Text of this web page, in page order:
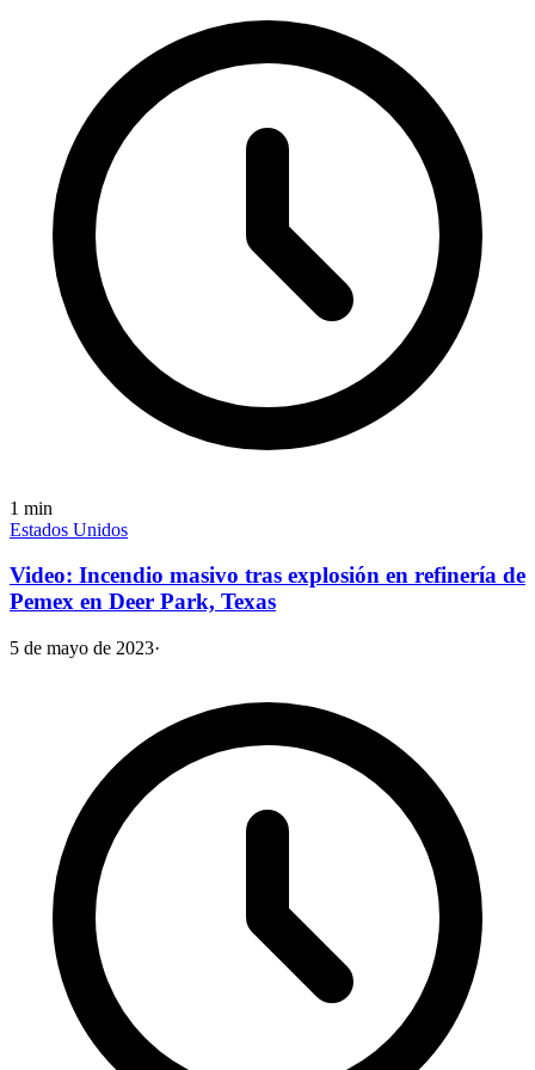
1 min
Estados Unidos
Video: Incendio masivo tras explosión en refinería de
Pemex en Deer Park, Texas
5 de mayo de 2023·